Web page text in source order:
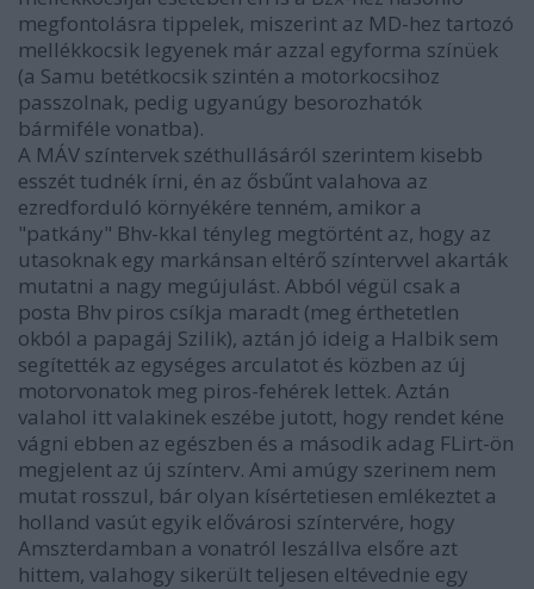
megfontolásra tippelek, miszerint az MD-hez tartozó
mellékkocsik legyenek már azzal egyforma színüek
(a Samu betétkocsik szintén a motorkocsihoz
passzolnak, pedig ugyanúgy besorozhatók
bármiféle vonatba).
A MÁV színtervek széthullásáról szerintem kisebb
esszét tudnék írni, én az ősbűnt valahova az
ezredforduló környékére tenném, amikor a
"patkány" Bhv-kkal tényleg megtörtént az, hogy az
utasoknak egy markánsan eltérő színtervvel akarták
mutatni a nagy megújulást. Abból végül csak a
posta Bhv piros csíkja maradt (meg érthetetlen
okból a papagáj Szilik), aztán jó ideig a Halbik sem
segítették az egységes arculatot és közben az új
motorvonatok meg piros-fehérek lettek. Aztán
valahol itt valakinek eszébe jutott, hogy rendet kéne
vágni ebben az egészben és a második adag FLirt-ön
megjelent az új színterv. Ami amúgy szerinem nem
mutat rosszul, bár olyan kísértetiesen emlékeztet a
holland vasút egyik elővárosi színtervére, hogy
Amszterdamban a vonatról leszállva elsőre azt
hittem, valahogy sikerült teljesen eltévednie egy